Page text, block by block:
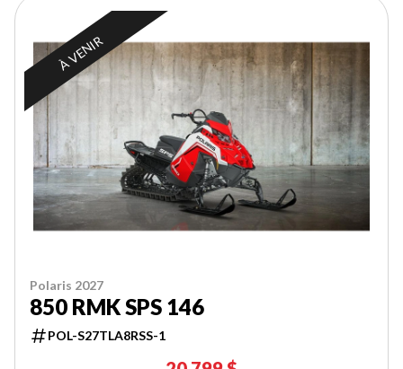
À VENIR
Polaris 2027
850 RMK SPS 146
POL-S27TLA8RSS-1